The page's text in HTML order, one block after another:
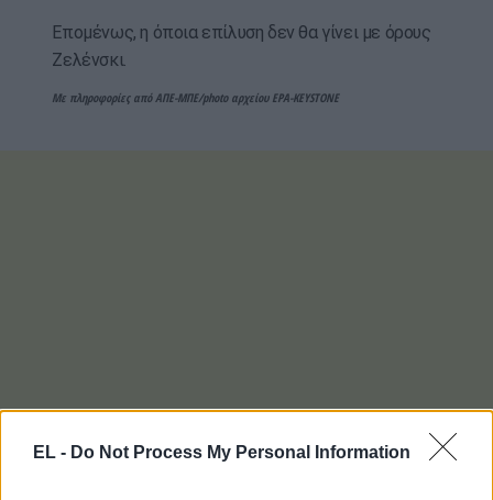
EL - Do Not Process My Personal Information
Επομένως, η όποια επίλυση δεν θα γίνει με όρους
Ζελένσκι.
Με πληροφορίες από ΑΠΕ-ΜΠΕ/photo αρχείου EPA-KEYSTONE